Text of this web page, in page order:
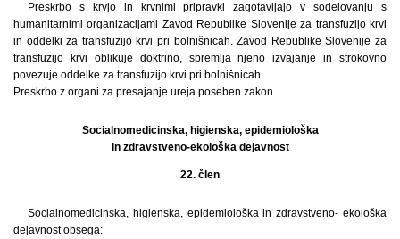
Preskrbo s krvjo in krvnimi pripravki zagotavljajo v sodelovanju s
humanitarnimi organizacijami Zavod Republike Slovenije za transfuzijo krvi
in oddelki za transfuzijo krvi pri bolnišnicah. Zavod Republike Slovenije za
transfuzijo krvi oblikuje doktrino, spremlja njeno izvajanje in strokovno
povezuje oddelke za transfuzijo krvi pri bolnišnicah.
Preskrbo z organi za presajanje ureja poseben zakon.
Socialnomedicinska, higienska, epidemiološka
in zdravstveno-ekološka dejavnost
22. člen
Socialnomedicinska, higienska, epidemiološka in zdravstveno- ekološka
dejavnost obsega: